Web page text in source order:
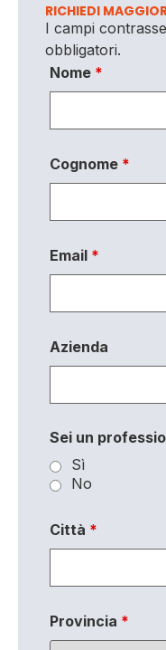
RICHIEDI
I campi
obbligatori.
Nome *
Cognome *
Email *
Azienda
Sei un
Sì
No
Città *
Provincia *